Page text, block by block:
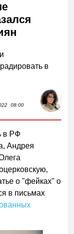
в
08:00
в РФ
Андрея
о "фейках" о
в письмах